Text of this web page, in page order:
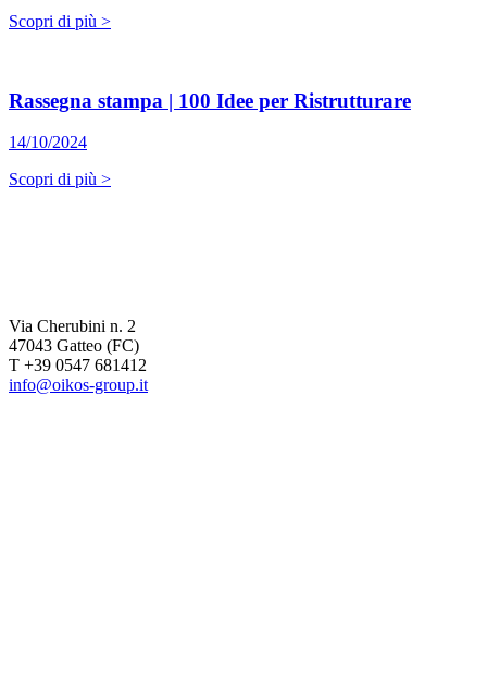
Scopri di più >
Rassegna stampa | 100 Idee per Ristrutturare
14/10/2024
Scopri di più >
Via Cherubini n. 2
47043 Gatteo (FC)
T +39 0547 681412
info@oikos-group.it